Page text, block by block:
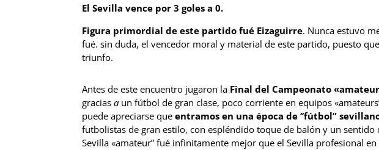
El Sevilla vence por 3 goles a 0.
Figura primordial de este partido fué Eizaguirre. Nunca estuvo
fué. sin duda, el vencedor moral y material de este partido, puesto
triunfo.
Antes de este encuentro jugaron la Final del Campeonato
graciasa un fútbol de gran clase, poco corriente en equipos
puede apreciarse queentramos en una época de ‘’fútbol”
futbolistas de gran estilo, con espléndido toque de balón y un
Sevilla «amateur” fué infinitamente mejor que el Sevilla profesional